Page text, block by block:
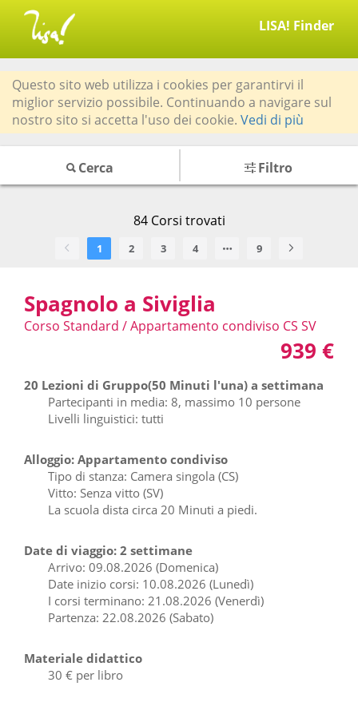
LISA! Finder
Questo sito web utilizza i cookies per garantirvi il
miglior servizio possibile. Continuando a navigare sul
nostro sito si accetta l'uso dei cookie. Vedi di più
Cerca Filtro
84Corsi trovati
1 2 3 4 9
Spagnolo a Siviglia
Corso Standard / Appartamento condiviso CS SV
939 €
20 Lezioni di Gruppo(50 Minuti l'una) a settimana
Partecipanti in media: 8, massimo 10 persone
Livelli linguistici: tutti
Alloggio: Appartamento condiviso
Tipo di stanza: Camera singola (CS)
Vitto: Senza vitto (SV)
La scuola dista circa 20 Minuti a piedi.
Date di viaggio: 2 settimane
Arrivo: 09.08.2026 (Domenica)
Date inizio corsi: 10.08.2026 (Lunedì)
I corsi terminano: 21.08.2026 (Venerdì)
Partenza: 22.08.2026 (Sabato)
Materiale didattico
30 € per libro